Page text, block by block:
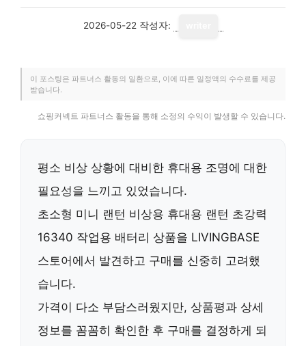
2026-05-22 작성자:
이 포스팅은 파트너스 활동의 일환으로, 이에 따른 일정액의 수수료를 제공
받습니다.
쇼핑커넥트 파트너스 활동을 통해 소정의 수익이 발생할 수 있습니다.
평소 비상 상황에 대비한 휴대용 조명에 대한
필요성을 느끼고 있었습니다.
초소형 미니 랜턴 비상용 휴대용 랜턴 초강력
16340 작업용 배터리 상품을 LIVINGBASE
스토어에서 발견하고 구매를 신중히 고려했
습니다.
가격이 다소 부담스러웠지만, 상품평과 상세
정보를 꼼꼼히 확인한 후 구매를 결정하게 되